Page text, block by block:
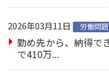
2026年03月11日 労働問題
勤め先から、納得で
で410万...